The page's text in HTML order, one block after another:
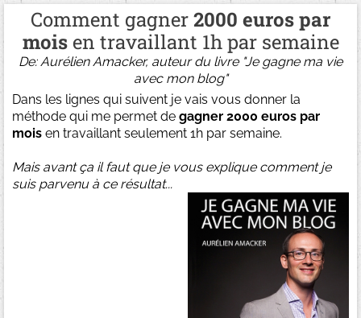
Comment gagner2000 euros par
moisen travaillant 1h par semaine
De: Aurélien Amacker, auteur du livre "Je gagne ma vie
avec mon blog"
Dans les lignes qui suivent je vais vous donner la
méthode qui me permet de gagner 2000 euros par
mois en travaillant seulement 1h par semaine.
Mais avant ça il faut que je vous explique comment je
suis parvenu à ce résultat...